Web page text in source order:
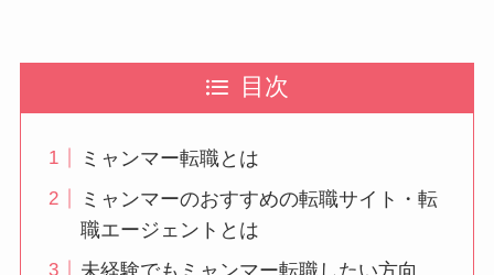
目次
ミャンマー転職とは
ミャンマーのおすすめの転職サイト・転
職エージェントとは
未経験でもミャンマー転職したい方向